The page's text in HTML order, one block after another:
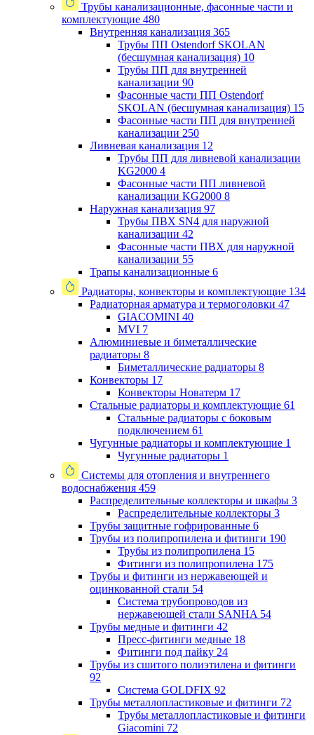
Трубы канализационные, фасонные части и
комплектующие 480
Внутренняя канализация 365
Трубы ПП Ostendorf SKOLAN
(бесшумная канализация) 10
Трубы ПП для внутренней
канализации 90
Фасонные части ПП Ostendorf
SKOLAN (бесшумная канализация) 15
Фасонные части ПП для внутренней
канализации 250
Ливневая канализация 12
Трубы ПП для ливневой канализации
KG2000 4
Фасонные части ПП ливневой
канализации KG2000 8
Наружная канализация 97
Трубы ПВХ SN4 для наружной
канализации 42
Фасонные части ПВХ для наружной
канализации 55
Трапы канализационные 6
Радиаторы, конвекторы и комплектующие 134
Радиаторная арматура и термоголовки 47
GIACOMINI 40
MVI 7
Алюминиевые и биметаллические
радиаторы 8
Биметаллические радиаторы 8
Конвекторы 17
Конвекторы Новатерм 17
Стальные радиаторы и комплектующие 61
Стальные радиаторы с боковым
подключением 61
Чугунные радиаторы и комплектующие 1
Чугунные радиаторы 1
Системы для отопления и внутреннего
водоснабжения 459
Распределительные коллекторы и шкафы 3
Распределительные коллекторы 3
Трубы защитные гофрированные 6
Трубы из полипропилена и фитинги 190
Трубы из полипропилена 15
Фитинги из полипропилена 175
Трубы и фитинги из нержавеющей и
оцинкованной стали 54
Система трубопроводов из
нержавеющей стали SANHA 54
Трубы медные и фитинги 42
Пресс-фитинги медные 18
Фитинги под пайку 24
Трубы из сшитого полиэтилена и фитинги
92
Система GOLDFIX 92
Трубы металлопластиковые и фитинги 72
Трубы металлопластиковые и фитинги
Giacomini 72